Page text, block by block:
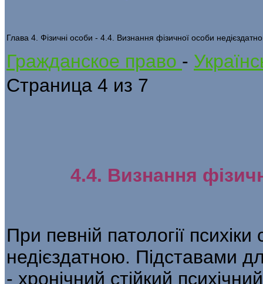
Глава 4. Фізичні особи - 4.4. Визнання фізичної особи
Гражданское право -
Страница 4 из 7
4.4. Визнання
При певній патології
недієздатною. Підставами
- хронічний стійкий